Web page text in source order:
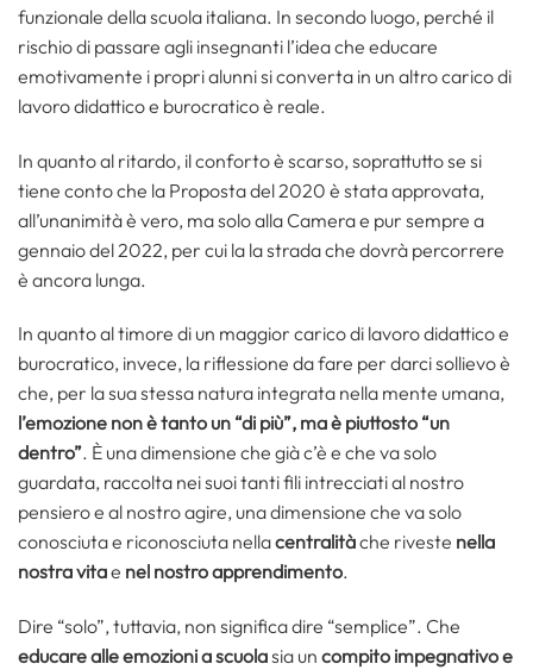
funzionale della scuola italiana. In secondo luogo, perché il
rischio di passare agli insegnanti l’idea che educare
emotivamente i propri alunni si converta in un altro carico di
lavoro didattico e burocratico è reale.
In quanto al ritardo, il conforto è scarso, soprattutto se si
tiene conto che la Proposta del 2020 è stata approvata,
all’unanimità è vero, ma solo alla Camera e pur sempre a
gennaio del 2022, per cui la la strada che dovrà percorrere
è ancora lunga.
In quanto al timore di un maggior carico di lavoro didattico e
burocratico, invece, la riflessione da fare per darci sollievo è
che, per la sua stessa natura integrata nella mente umana,
l’emozione non è tanto un “di più”, ma è piuttosto “un
dentro”. È una dimensione che già c’è e che va solo
guardata, raccolta nei suoi tanti fili intrecciati al nostro
pensiero e al nostro agire, una dimensione che va solo
conosciuta e riconosciuta nellacentralitàche riveste nella
nostra vitae nel nostro apprendimento.
Dire “solo”, tuttavia, non significa dire “semplice”. Che
educare alle emozioni a scuolasia un compito impegnativo e